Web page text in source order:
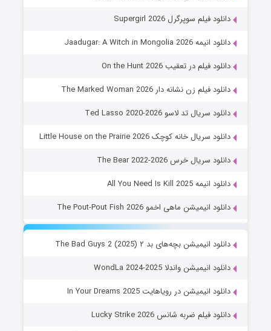
دانلود فیلم سوپرگرل Supergirl 2026
دانلود انیمه Jaadugar: A Witch in Mongolia 2026
دانلود فیلم در تعقیب On the Hunt 2026
دانلود فیلم زن نشانه دار The Marked Woman 2026
دانلود سریال تد لاسو Ted Lasso 2020-2026
دانلود سریال خانه کوچک Little House on the Prairie 2026
دانلود سریال خرس The Bear 2022-2026
دانلود انیمه All You Need Is Kill 2025
دانلود انیمیشن ماهی اخمو The Pout-Pout Fish 2026
دانلود انیمیشن بچه‌های بد ۲ The Bad Guys 2 (2025)
دانلود انیمیشن واندلا WondLa 2024-2025
دانلود انیمیشن در رویاهایت In Your Dreams 2025
دانلود فیلم ضربه شانس Lucky Strike 2026